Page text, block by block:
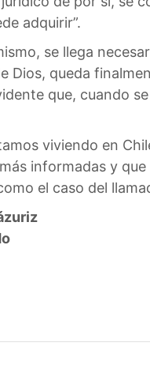
adquirir”.
se llega
Dios, queda
que, cuando
viviendo en
informadas y
el caso del